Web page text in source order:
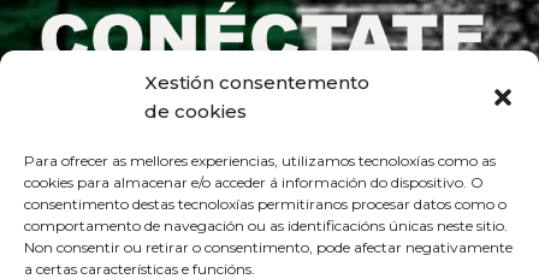
Xestión consentemento
de cookies
Para ofrecer as mellores experiencias, utilizamos tecnoloxías como as
cookies para almacenar e/o acceder á información do dispositivo. O
consentimento destas tecnoloxías permitiranos procesar datos como o
comportamento de navegación ou as identificacións únicas neste sitio.
Non consentir ou retirar o consentimento, pode afectar negativamente
a certas características e funcións.